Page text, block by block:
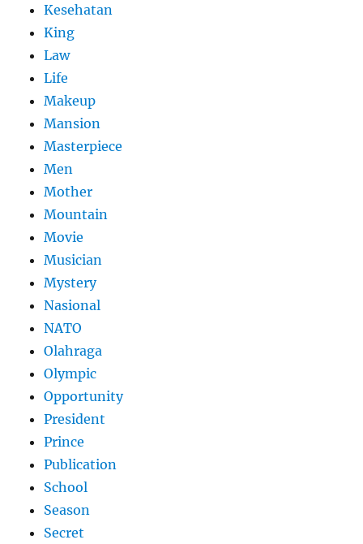
Kesehatan
King
Law
Life
Makeup
Mansion
Masterpiece
Men
Mother
Mountain
Movie
Musician
Mystery
Nasional
NATO
Olahraga
Olympic
Opportunity
President
Prince
Publication
School
Season
Secret